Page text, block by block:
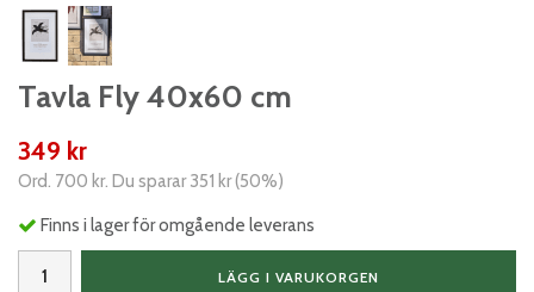
Tavla Fly 40x60 cm
349 kr
Ord. 700 kr. Du sparar351 kr(50%)
Finns i lager för omgående leverans
LÄGG I VARUKORGEN